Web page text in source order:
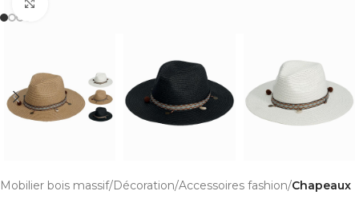
Mobilier bois massif Décoration Accessoires fashion Chapeaux